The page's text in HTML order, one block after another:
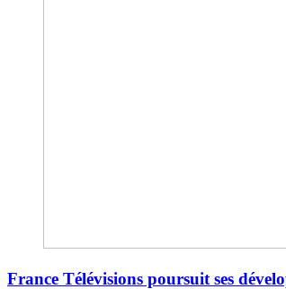
France Télévisions poursuit ses